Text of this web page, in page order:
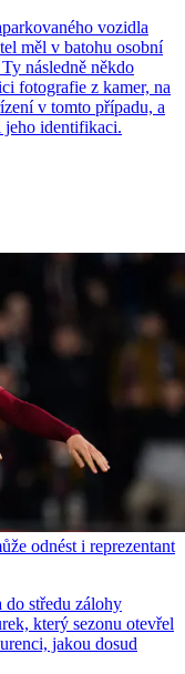
vozidla
měl v batohu osobní
následně někdo
fotografie z kamer, na
v tomto případu, a
jeho identifikaci.
odnést i reprezentant
do středu zálohy
který sezonu otevřel
jakou dosud